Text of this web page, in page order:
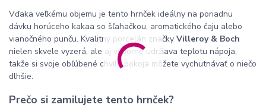
Vďaka veľkému objemu je tento hrnček ideálny na poriadnu
dávku horúceho kakaa so šľahačkou, aromatického čaju alebo
vianočného punču. Kvalitný porcelán značky Villeroy & Boch
nielen skvele vyzerá, ale aj výborne udržiava teplotu nápoja,
takže si svoje obľúbené chvíle pokoja môžete vychutnávať o niečo
dlhšie.
Prečo si zamilujete tento hrnček?